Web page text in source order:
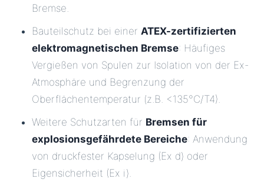
Bremse.
Bauteilschutz bei einer ATEX-zertifizierten
elektromagnetischen Bremse: Häufiges
Vergießen von Spulen zur Isolation von der Ex-
Atmosphäre und Begrenzung der
Oberflächentemperatur (z.B. <135°C/T4).
Weitere Schutzarten für Bremsen für
explosionsgefährdete Bereiche: Anwendung
von druckfester Kapselung (Ex d) oder
Eigensicherheit (Ex i).